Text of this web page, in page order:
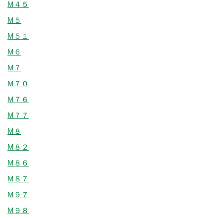
M４５
M５
M５１
M６
M７
M７０
M７６
M７７
M８
M８２
M８６
M８７
M９７
M９８